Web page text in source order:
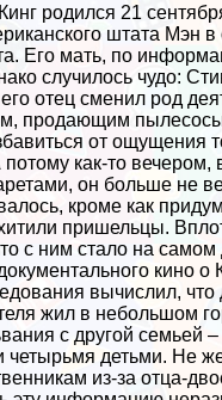
родился 21
штата Мэн в
Его мать, по
случилось чудо:
отец сменил род
продающим
от ощущения
потому как-то
он больше не
кроме как
пришельцы.
с ним стало на
кино о
вычислил,
жил в небольшом
с другой семьей –
четырьмя детьми. Не
из-за отца-